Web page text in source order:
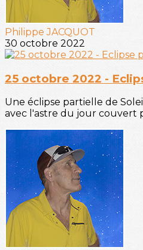
Philippe JACQUOT
30 octobre 2022
25 octobre 2022 -
Une éclipse partielle de
avec l'astre du jour couvert